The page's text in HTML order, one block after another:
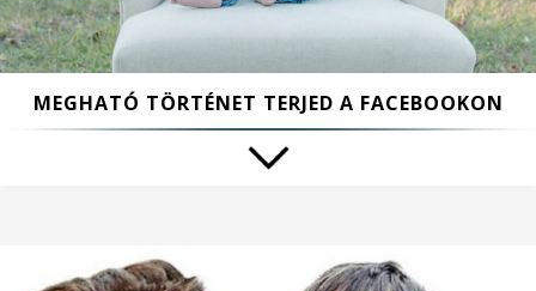
MEGHATÓ TÖRTÉNET TERJED A FACEBOOKON